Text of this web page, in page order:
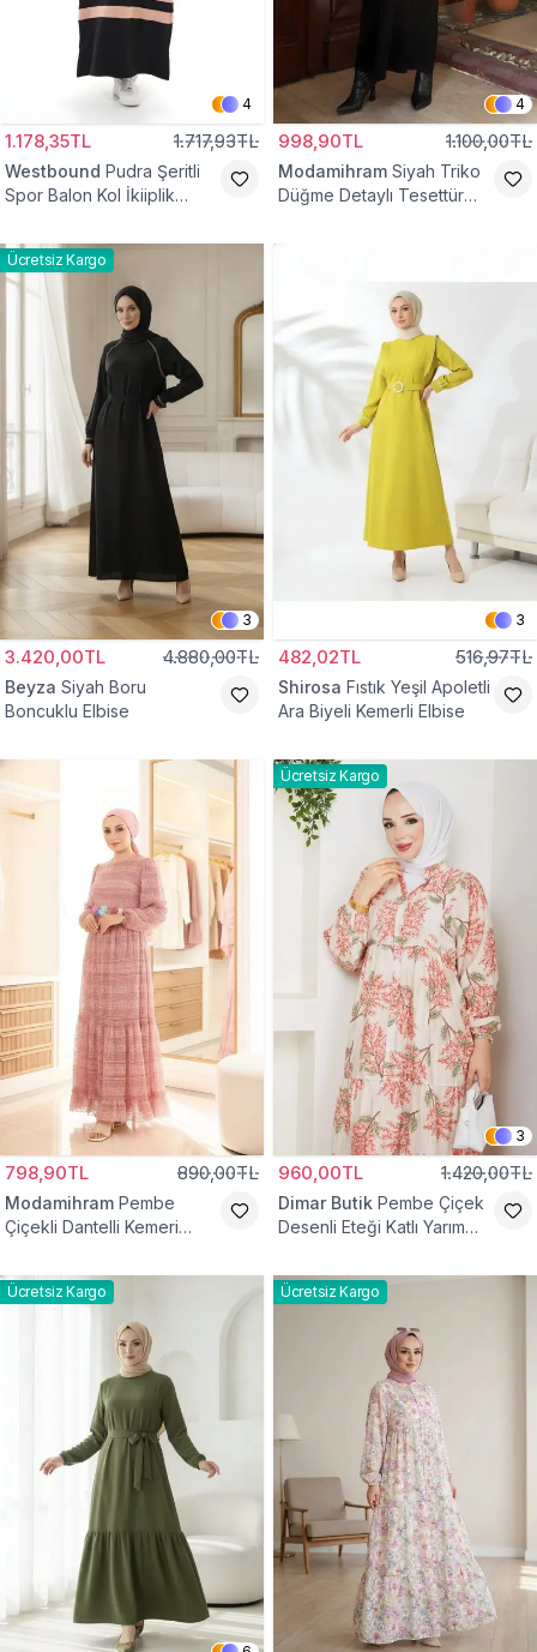
4
1.178,35TL 1.717,93TL
Westbound Pudra Şeritli
Spor Balon Kol İkiiplik
4
998,90TL 1.100,00TL
Modamihram Siyah Triko
Düğme Detaylı Tesettür
Ücretsiz Kargo
3
3.420,00TL 4.880,00TL
Beyza Siyah Boru
Boncuklu Elbise
3
482,02TL 516,97TL
Shirosa Fıstık Yeşil Apoletli
Ara Biyeli Kemerli Elbise
798,90TL 890,00TL
Modamihram Pembe
Çiçekli Dantelli Kemeri
Ücretsiz Kargo
3
960,00TL 1.420,00TL
Dimar Butik Pembe Çiçek
Desenli Eteği Katlı Yarım
Ücretsiz Kargo Ücretsiz Kargo